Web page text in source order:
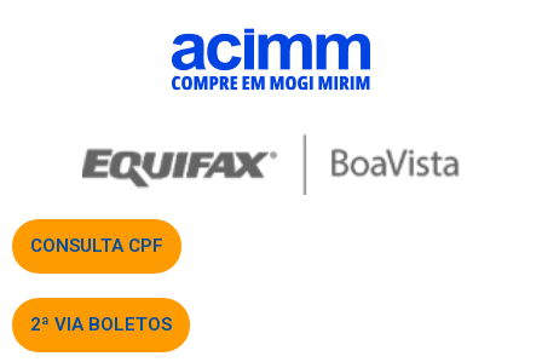
CONSULTA CPF
2ª VIA BOLETOS